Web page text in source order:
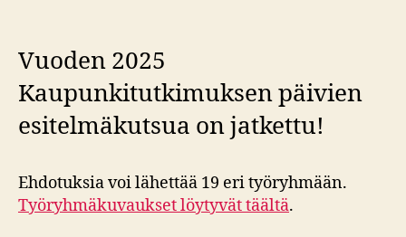
Vuoden 2025
Kaupunkitutkimuksen päivien
esitelmäkutsua on jatkettu!
Ehdotuksia voi lähettää 19 eri työryhmään.
Työryhmäkuvaukset löytyvät täältä.